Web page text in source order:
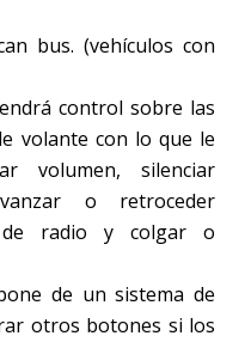
bus. (vehículos con
control sobre las
volante con lo que le
volumen, silenciar
o retroceder
de radio y colgar o
de un sistema de
otros botones si los